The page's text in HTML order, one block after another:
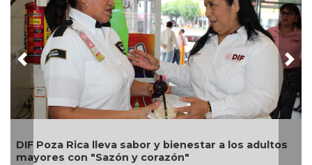
DIF Poza Rica lleva sabor y bienestar a los adultos
mayores con "Sazón y corazón"
Previous